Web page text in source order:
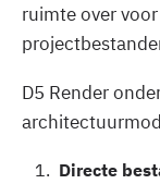
ruimte over
D5 Render
‍Directe